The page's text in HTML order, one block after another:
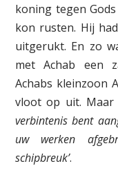
koning tegen
kon rusten. Hij
uitgerukt. En zo
met Achab een
Achabs kleinzoon
vloot op uit. Maar
verbintenis bent
uw werken
schipbreuk’.